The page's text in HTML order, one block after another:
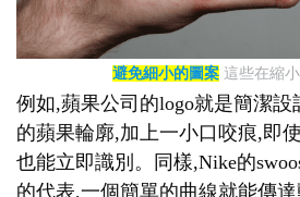
避免細小的圖案 這些在縮
例如,蘋果公司的logo就是簡潔
的蘋果輪廓,加上一小口咬痕,即
也能立即識別。同樣,Nike的
的代表,一個簡單的曲線就能傳